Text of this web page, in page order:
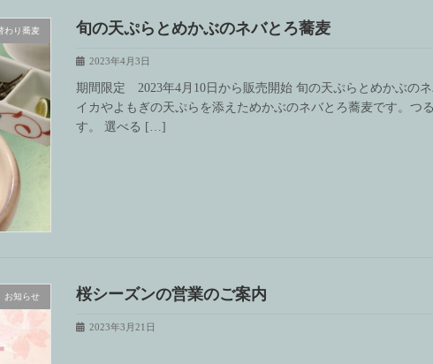
わり蕎麦 旬の天ぷらとめかぶのネバとろ蕎麦
2023年4月3日
期間限定 2023年4月10日から販売開始 旬の天ぷらとめかぶの
イカやよもぎの天ぷらを添えためかぶのネバとろ蕎麦です。つ
す。 選べる […]
お知らせ 桜シーズンの営業のご案内
2023年3月21日